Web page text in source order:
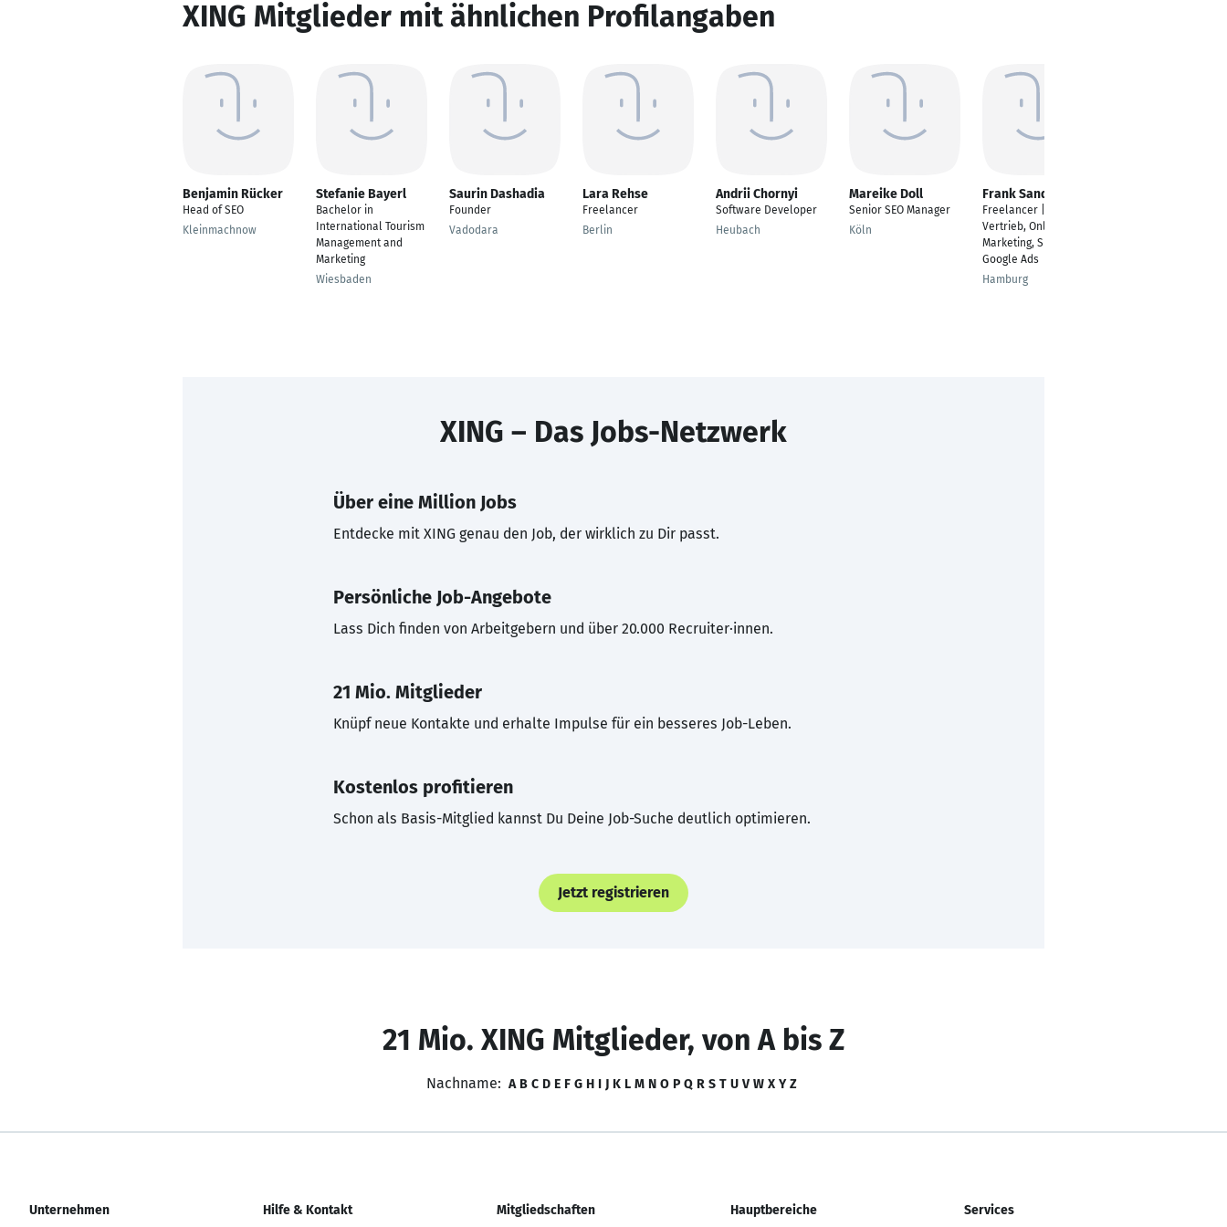
XING Mitglieder mit ähnlichen Profilangaben
Benjamin Rücker
Head of SEO
Kleinmachnow
Stefanie Bayerl
Bachelor in
International Tourism
Management and
Marketing
Wiesbaden
Saurin Dashadia
Founder
Vadodara
Lara Rehse
Freelancer
Berlin
Andrii Chornyi
Software Developer
Heubach
Mareike Doll
Senior SEO Manager
Köln
Frank Sandtmann
Freelancer | B2B
Vertrieb, Online
Marketing, SEO,
Google Ads
Hamburg
XING – Das Jobs-Netzwerk
Über eine Million Jobs
Entdecke mit XING genau den Job, der wirklich zu Dir passt.
Persönliche Job-Angebote
Lass Dich finden von Arbeitgebern und über 20.000 Recruiter·innen.
21 Mio. Mitglieder
Knüpf neue Kontakte und erhalte Impulse für ein besseres Job-Leben.
Kostenlos profitieren
Schon als Basis-Mitglied kannst Du Deine Job-Suche deutlich optimieren.
Jetzt registrieren
21 Mio. XING Mitglieder, von A bis Z
Nachname: A B C D E F G H I J K L M N O P Q R S T U V W X Y Z
Unternehmen Hilfe & Kontakt Mitgliedschaften Hauptbereiche Services